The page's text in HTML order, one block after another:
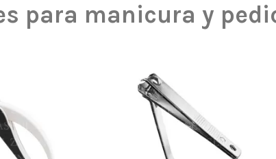
para manicura y